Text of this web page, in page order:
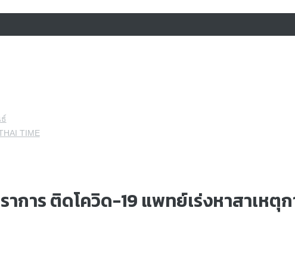
TIME
การ ติดโควิด-19 แพทย์เร่งหาสาเหตุ